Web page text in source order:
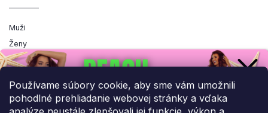
Používame súbory cookie, aby sme vám umožnili
pohodlné prehliadanie webovej stránky a vďaka
Muži
Ženy
Výpredaj